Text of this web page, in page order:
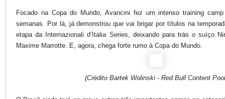
Focado na Copa do Mundo, Avancini fez um intenso training
semanas. Por lá, já demonstrou que vai brigar por títulos na
etapa da Internazionali d’Italia Series, deixando para trás o suíço
Maxime Marrotte. E, agora, chega forte rumo à Copa do Mundo.
(Crédito Bartek Wolinski - Red Bull Content